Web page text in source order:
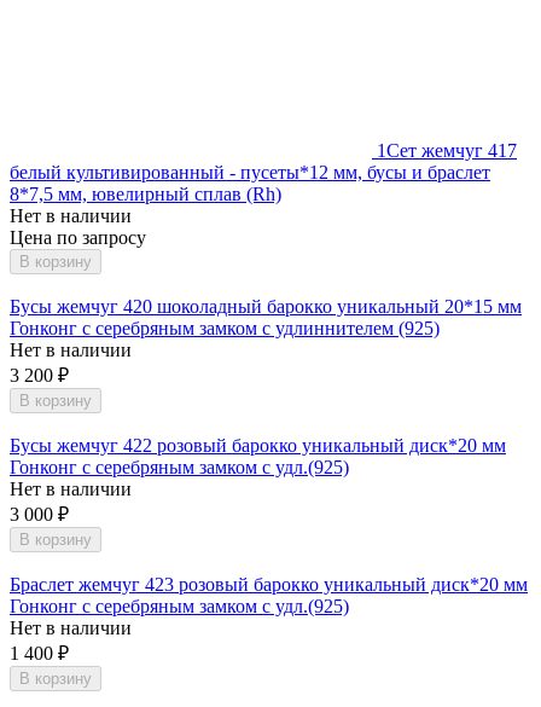
1Сет жемчуг 417
белый культивированный - пусеты*12 мм, бусы и браслет
8*7,5 мм, ювелирный сплав (Rh)
Нет в наличии
Цена по запросу
В корзину
Бусы жемчуг 420 шоколадный барокко уникальный 20*15 мм
Гонконг с серебряным замком с удлиннителем (925)
Нет в наличии
3 200 ₽
В корзину
Бусы жемчуг 422 розовый барокко уникальный диск*20 мм
Гонконг с серебряным замком с удл.(925)
Нет в наличии
3 000 ₽
В корзину
Браслет жемчуг 423 розовый барокко уникальный диск*20 мм
Гонконг с серебряным замком с удл.(925)
Нет в наличии
1 400 ₽
В корзину